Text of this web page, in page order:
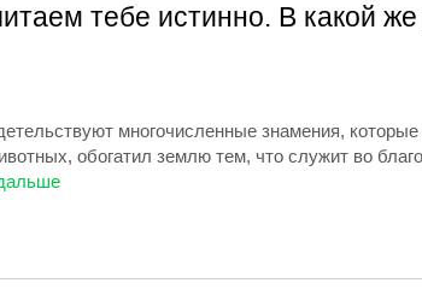
тебе истинно. В какой
многочисленные знамения,
обогатил землю тем, что служит во